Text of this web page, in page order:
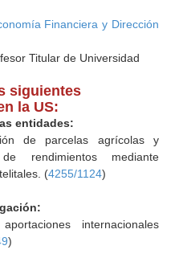
Financiera y Dirección
Titular de Universidad
siguientes
la US:
entidades:
de parcelas agrícolas y
rendimientos mediante
(4255/1124)
internacionales
)